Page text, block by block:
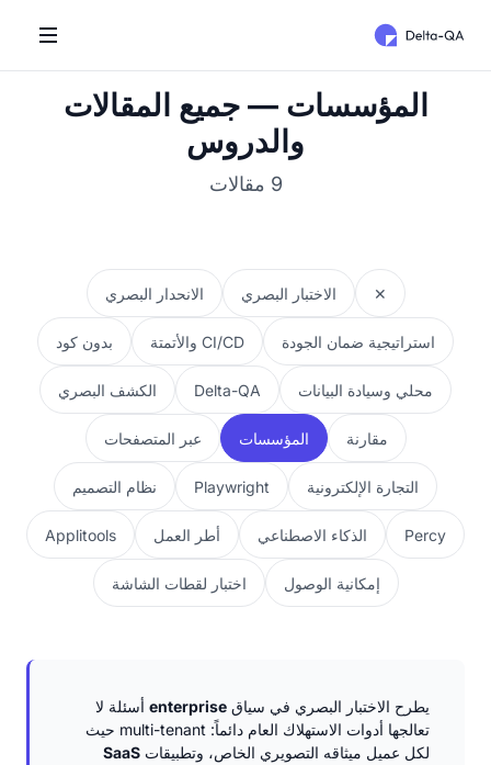
المؤسسات — جميع المقالات
والدروس
9 مقالات
✕ الاختبار البصري الانحدار البصري
استراتيجية ضمان الجودة CI/CD والأتمتة بدون كود
محلي وسيادة البيانات Delta-QA الكشف البصري
مقارنة المؤسسات عبر المتصفحات
التجارة الإلكترونية Playwright نظام التصميم
Percy الذكاء الاصطناعي أطر العمل Applitools
إمكانية الوصول اختبار لقطات الشاشة
يطرح الاختبار البصري في سياق enterprise أسئلة لا
تعالجها أدوات الاستهلاك العام دائماً: multi-tenant حيث
لكل عميل ميثاقه التصويري الخاص، وتطبيقات SaaS